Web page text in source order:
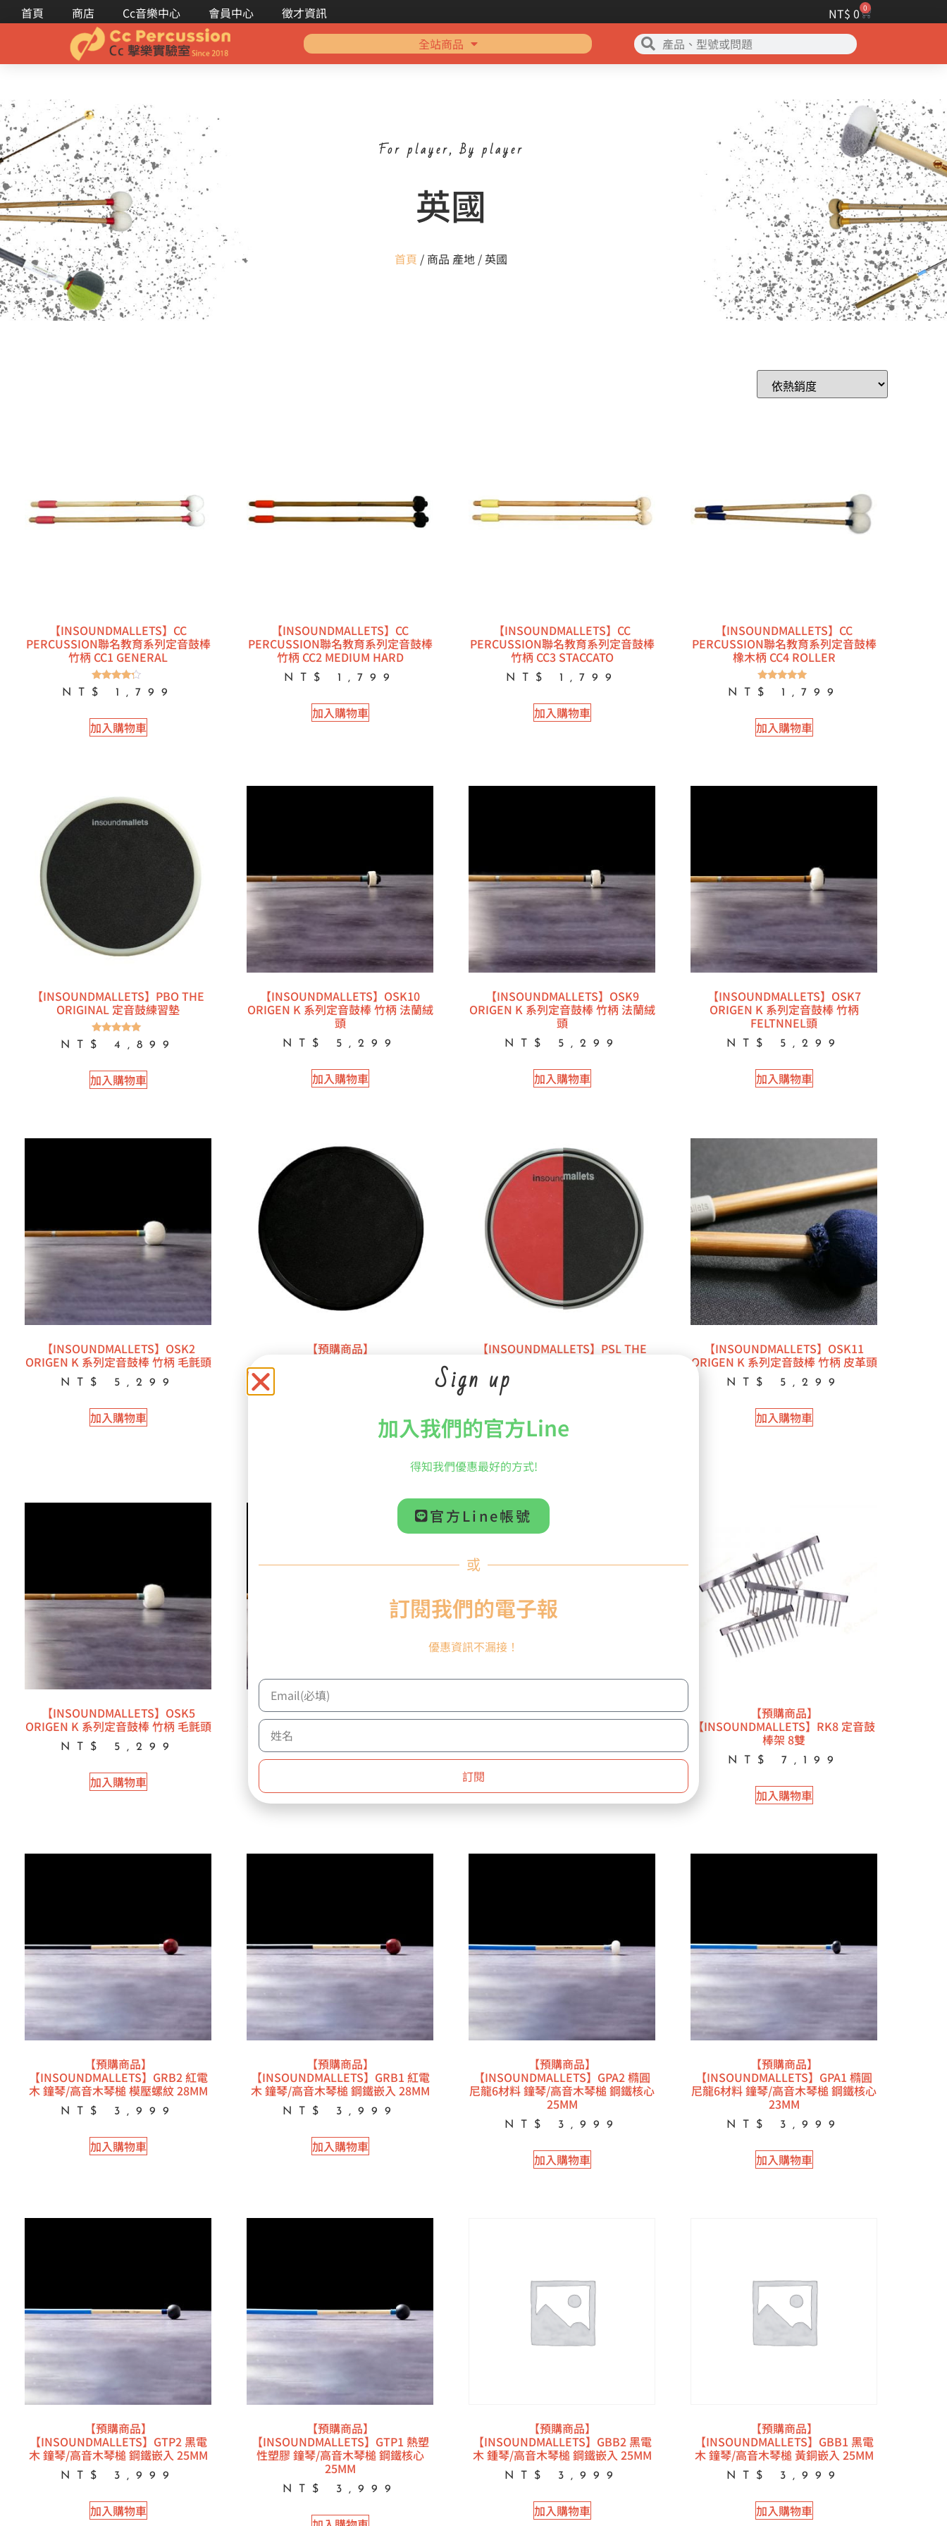
首頁 商店 Cc音樂中心 會員中心 徵才資訊 NT$ 0 0
全站商品
For player, By player
英國
首頁 / 商品 產地 / 英國
【INSOUNDMALLETS】CC
PERCUSSION聯名教育系列定音鼓棒
竹柄 CC1 GENERAL
評分
4.00
NT$ 1,799
加入購物車
【INSOUNDMALLETS】CC
PERCUSSION聯名教育系列定音鼓棒
竹柄 CC2 MEDIUM HARD
NT$ 1,799
加入購物車
【INSOUNDMALLETS】CC
PERCUSSION聯名教育系列定音鼓棒
竹柄 CC3 STACCATO
NT$ 1,799
加入購物車
【INSOUNDMALLETS】CC
PERCUSSION聯名教育系列定音鼓棒
橡木柄 CC4 ROLLER
評分
5.00
NT$ 1,799
加入購物車
【INSOUNDMALLETS】PBO THE
ORIGINAL 定音鼓練習墊
評分
5.00
NT$ 4,899
加入購物車
【INSOUNDMALLETS】OSK10
ORIGEN K 系列定音鼓棒 竹柄 法蘭絨
頭
NT$ 5,299
加入購物車
【INSOUNDMALLETS】OSK9
ORIGEN K 系列定音鼓棒 竹柄 法蘭絨
頭
NT$ 5,299
加入購物車
【INSOUNDMALLETS】OSK7
ORIGEN K 系列定音鼓棒 竹柄
FELTNNEL頭
NT$ 5,299
加入購物車
【INSOUNDMALLETS】OSK2
ORIGEN K 系列定音鼓棒 竹柄 毛氈頭
NT$ 5,299
加入購物車
【預購商品】
NEW BLACKTIMPAD 黑色定音鼓練習
【INSOUNDMALLETS】PSL THE
加入購物車
【INSOUNDMALLETS】OSK11
ORIGEN K 系列定音鼓棒 竹柄 皮革頭
NT$ 5,299
加入購物車
【INSOUNDMALLETS】OSK5
ORIGEN K 系列定音鼓棒 竹柄 毛氈頭
NT$ 5,299
加入購物車
【INSOUNDMALLETS】OSK3
ORIGEN K 系列定音鼓棒 竹柄 毛氈頭
【INSOUNDMALLETS】OSK1 【預購商品】
【INSOUNDMALLETS】RK8 定音鼓
棒架 8雙
NT$ 7,199
加入購物車
【預購商品】
【INSOUNDMALLETS】GRB2 紅電
木 鐘琴/高音木琴槌 模壓螺紋 28MM
NT$ 3,999
加入購物車
【預購商品】
【INSOUNDMALLETS】GRB1 紅電
木 鐘琴/高音木琴槌 鋼鐵嵌入 28MM
NT$ 3,999
加入購物車
【預購商品】
【INSOUNDMALLETS】GPA2 橢圓
尼龍6材料 鐘琴/高音木琴槌 鋼鐵核心
25MM
NT$ 3,999
加入購物車
【預購商品】
【INSOUNDMALLETS】GPA1 橢圓
尼龍6材料 鐘琴/高音木琴槌 鋼鐵核心
23MM
NT$ 3,999
加入購物車
【預購商品】
【INSOUNDMALLETS】GTP2 黑電
木 鐘琴/高音木琴槌 鋼鐵嵌入 25MM
NT$ 3,999
加入購物車
【預購商品】
【INSOUNDMALLETS】GTP1 熱塑
性塑膠 鐘琴/高音木琴槌 鋼鐵核心
25MM
NT$ 3,999
【預購商品】
【INSOUNDMALLETS】GBB2 黑電
木 鍾琴/高音木琴槌 鋼鐵嵌入 25MM
NT$ 3,999
加入購物車
【預購商品】
【INSOUNDMALLETS】GBB1 黑電
木 鐘琴/高音木琴槌 黃銅嵌入 25MM
NT$ 3,999
加入購物車
Sign up
加入我們的官方Line
得知我們優惠最好的方式!
官方Line帳號
或
訂閱我們的電子報
優惠資訊不漏接！
訂閱